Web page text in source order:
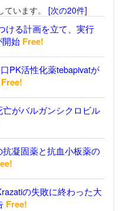
います。 [次の20件]
ける計画を立て、実行
開始 Free!
PK活性化薬tebapivatが
Free!
がバルガンシクロビル
凝固薬と抗血小板薬の
の失敗に終わった大
Free!